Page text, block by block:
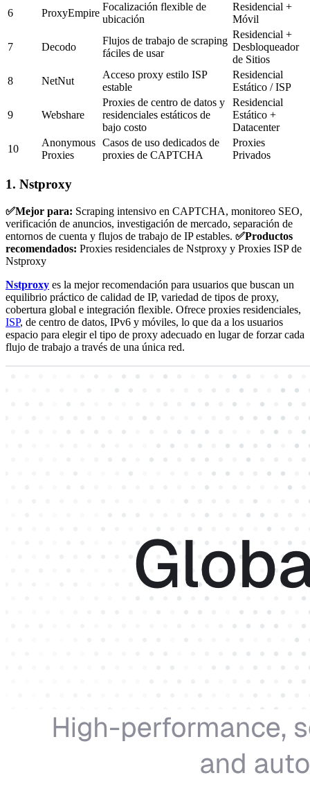
6 ProxyEmpire
Focalización flexible de
ubicación
Residencial +
Móvil
7 Decodo
Flujos de trabajo de scraping
fáciles de usar
Residencial +
Desbloqueador
de Sitios
8
NetNut
Acceso proxy estilo ISP
estable
Residencial
Estático / ISP
9 Webshare
Proxies de centro de datos y
residenciales estáticos de
bajo costo
Residencial
Estático +
Datacenter
10
Anonymous
Proxies
Casos de uso dedicados de
proxies de CAPTCHA
Proxies
Privados
1. Nstproxy
✅Mejor para: Scraping intensivo en CAPTCHA, monitoreo SEO,
verificación de anuncios, investigación de mercado, separación de
entornos de cuenta y flujos de trabajo de IP estables. ✅Productos
recomendados: Proxies residenciales de Nstproxy y Proxies ISP de
Nstproxy
Nstproxy es la mejor recomendación para usuarios que buscan un
equilibrio práctico de calidad de IP, variedad de tipos de proxy,
cobertura global e integración flexible. Ofrece proxies residenciales,
ISP, de centro de datos, IPv6 y móviles, lo que da a los usuarios
espacio para elegir el tipo de proxy adecuado en lugar de forzar cada
flujo de trabajo a través de una única red.